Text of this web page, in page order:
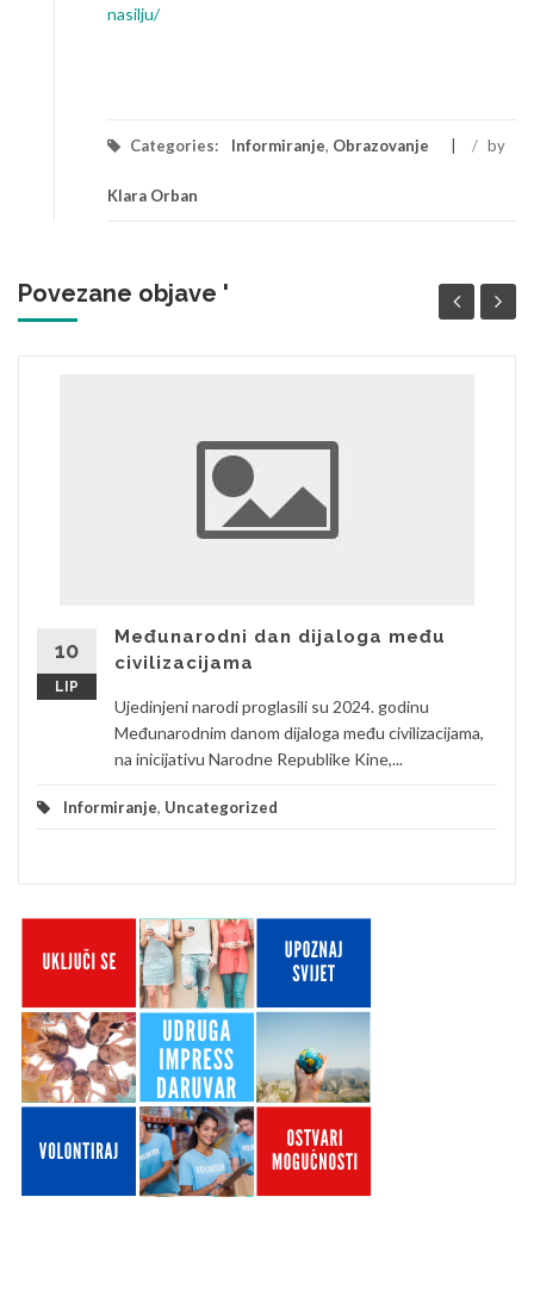
nasilju/
Categories: Informiranje, Obrazovanje / by
Klara Orban
Povezane objave '
10
LIP
Međunarodni dan dijaloga među
civilizacijama
Ujedinjeni narodi proglasili su 2024. godinu
Međunarodnim danom dijaloga među civilizacijama,
na inicijativu Narodne Republike Kine,...
Informiranje, Uncategorized